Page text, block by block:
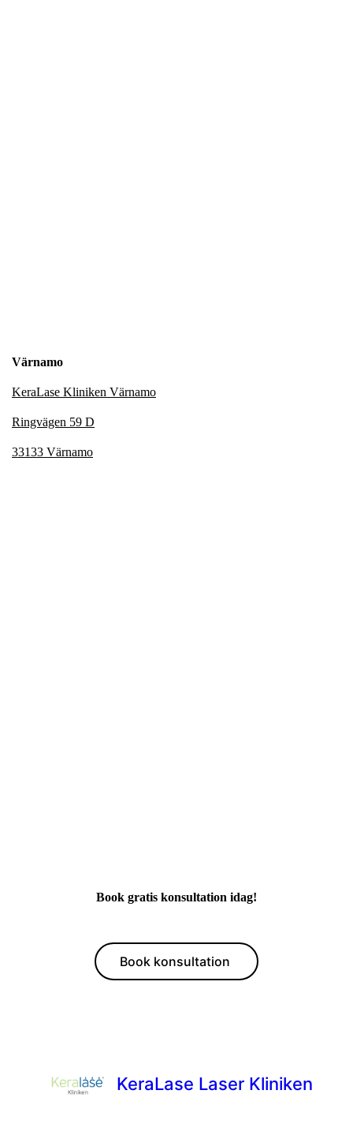
Värnamo
KeraLase Kliniken Värnamo
Ringvägen 59 D
33133 Värnamo
Book gratis konsultation idag!
Book konsultation
KeraLase Laser Kliniken